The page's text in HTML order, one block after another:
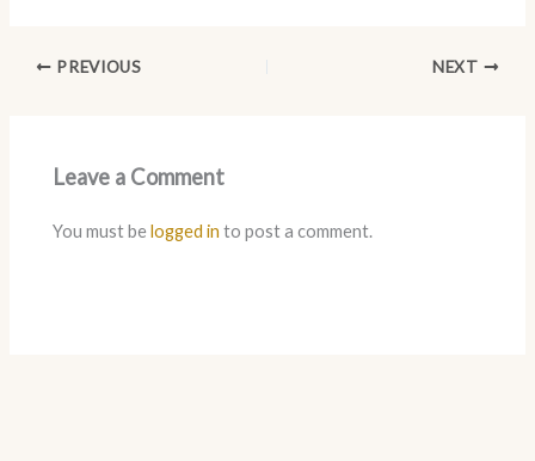
PREVIOUS NEXT
Leave a Comment
You must belogged in to post a comment.